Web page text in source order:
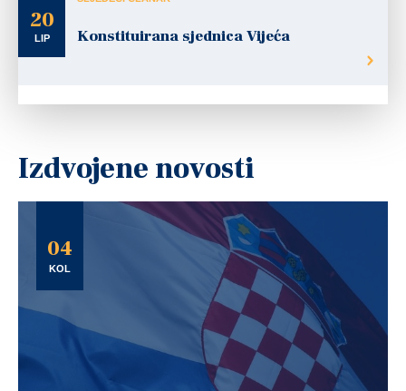
20
LIP Konstituirana sjednica Vijeća
Izdvojene novosti
04
KOL